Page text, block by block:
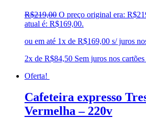
R$219,00 O preço original era:
atual é: R$169,00.
ou em até 1x de R$169,00 s/ juros
2x de R$84,50 Sem juros nos
Oferta!
Cafeteira expresso
Vermelha – 220v